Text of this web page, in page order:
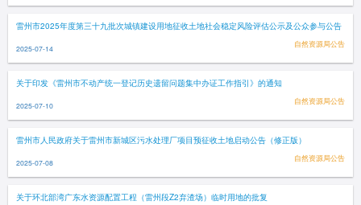
雷州市2025年度第三十九批次城镇建设用地征收土地社会稳定风险评估公示及公众参与公告
2025-07-14 自然资源局公告
关于印发《雷州市不动产统一登记历史遗留问题集中办证工作指引》的通知
2025-07-10 自然资源局公告
雷州市人民政府关于雷州市新城区污水处理厂项目预征收土地启动公告（修正版）
2025-07-08 自然资源局公告
关于环北部湾广东水资源配置工程（雷州段Z2弃渣场）临时用地的批复